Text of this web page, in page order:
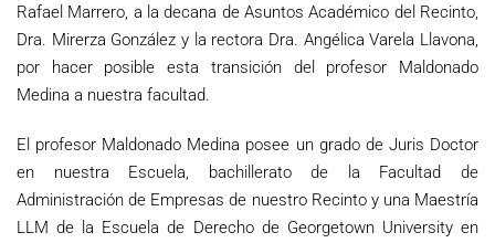
Rafael Marrero, a la decana de Asuntos Académico del Recinto,
Dra. Mirerza González y la rectora Dra. Angélica Varela Llavona,
por hacer posible esta transición del profesor Maldonado
Medina a nuestra facultad.
El profesor Maldonado Medina posee un grado de Juris Doctor
en nuestra Escuela, bachillerato de la Facultad de
Administración de Empresas de nuestro Recinto y una Maestría
LLM de la Escuela de Derecho de Georgetown University en